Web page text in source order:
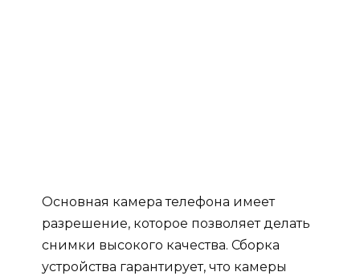
Основная камера телефона имеет
разрешение, которое позволяет делать
снимки высокого качества. Сборка
устройства гарантирует, что камеры